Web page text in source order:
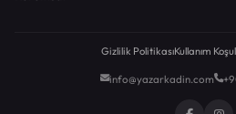
Gizlilik PolitikasıKullanım
info@yazarkadin.com